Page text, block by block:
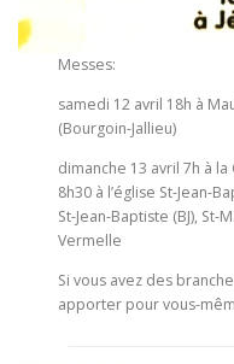
Messes:
samedi 12 avril 18h à
(Bourgoin-Jallieu)
dimanche 13 avril 7h à la
8h30 à l’église St-Jean-
St-Jean-Baptiste (BJ),
Vermelle
Si vous avez des
apporter pour vous-